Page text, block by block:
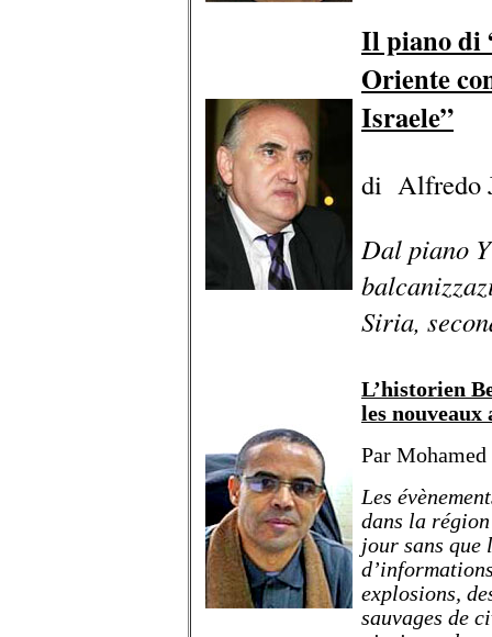
Il piano di
Oriente
Israele”
di Alfredo
Dal piano
Siria,
L’historien
les nouveaux
Par Mohamed
Les
dans la
jour sans que
explosions,
sauvages de